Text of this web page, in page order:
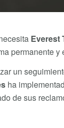
Everest
permanente y
un
ha
de sus